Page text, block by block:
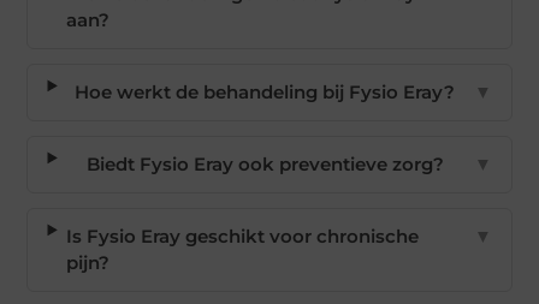
aan?
Hoe werkt de behandeling bij Fysio Eray? ▼
Biedt Fysio Eray ook preventieve zorg? ▼
Is Fysio Eray geschikt voor chronische
pijn?
▼